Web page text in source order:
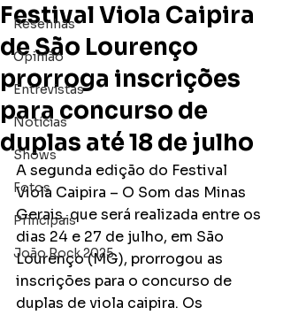
Resenhas
Opinião
Entrevistas
Notícias
Shows
Fotos
Principais
João Rock 2025
Festival Viola Caipira
de São Lourenço
prorroga inscrições
para concurso de
duplas até 18 de julho
A segunda edição do Festival
Viola Caipira – O Som das Minas
Gerais, que será realizada entre os
dias 24 e 27 de julho, em São
Lourenço (MG), prorrogou as
inscrições para o concurso de
duplas de viola caipira. Os